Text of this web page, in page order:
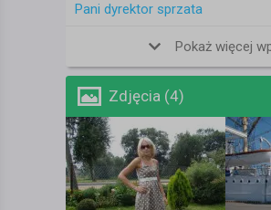
Pani dyrektor sprzata
Pokaż więcej
Zdjęcia (4)